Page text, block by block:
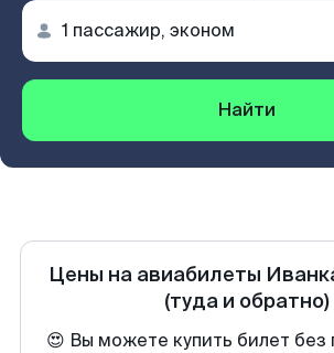
Найти
Цены на авиабилеты
(туда и обратно)
😍 Вы можете купить билет без